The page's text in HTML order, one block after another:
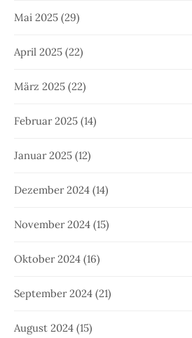
Mai 2025 (29)
April 2025 (22)
März 2025 (22)
Februar 2025 (14)
Januar 2025 (12)
Dezember 2024 (14)
November 2024 (15)
Oktober 2024 (16)
September 2024 (21)
August 2024 (15)